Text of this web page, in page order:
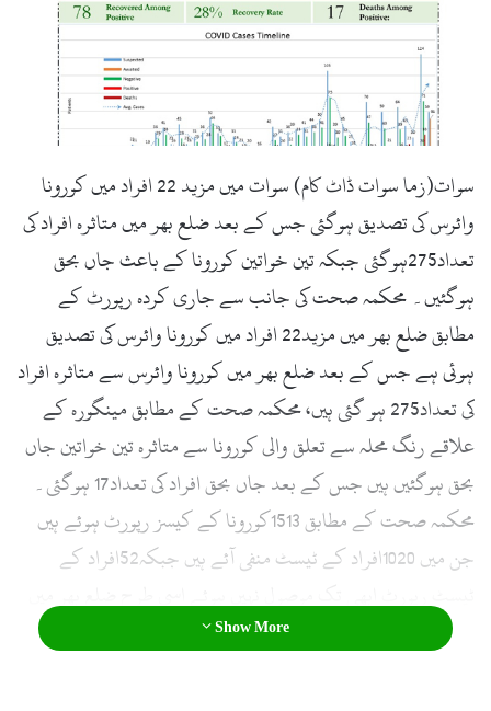
سوات(زما سوات ڈاٹ کام) سوات میں مزید 22 افراد میں کورونا
وائرس کی تصدیق ہوگئی جس کے بعد ضلع بھر میں متاثرہ افراد کی
تعداد275ہوگئی جبکہ تین خواتین کورونا کے باعث جاں بحق
ہوگئیں۔ محکمہ صحت کی جانب سے جاری کردہ رپورٹ کے
مطابق ضلع بھر میں مزید22 افراد میں کورونا وائرس کی تصدیق
ہوئی ہے جس کے بعد ضلع بھر میں کورونا وائرس سے متاثرہ افراد
کی تعداد275 ہو گئی ہیں، محکمہ صحت کے مطابق مینگورہ کے
علاقے رنگ محلہ سے تعلق والی کورونا سے متاثرہ تین خواتین جاں
بحق ہوگئیں ہیں جس کے بعد جاں بحق افراد کی تعداد17 ہوگئی۔
محکمہ صحت کے مطابق 1513کورونا کے کیسز رپورٹ ہوئے ہیں
جن میں 1020افراد کے ٹیسٹ منفی آئے ہیں جبکہ52افراد کے
Show More